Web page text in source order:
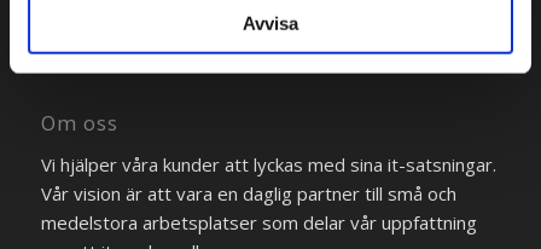
Avvisa
Om oss
Vi hjälper våra kunder att lyckas med sina it-satsningar.
Vår vision är att vara en daglig partner till små och
medelstora arbetsplatser som delar vår uppfattning